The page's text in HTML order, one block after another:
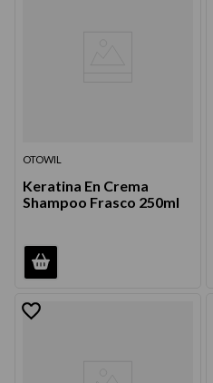
OTOWIL
Keratina En Crema
Shampoo Frasco 250ml